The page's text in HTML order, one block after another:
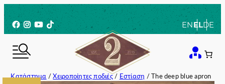
στο
περιεχόμενο
Facebook
Instagram
YouTube
TikTok ENELDE
Κατάστημα /Χειροποίητες ποδιές/ Εστίαση / The deep blue apron